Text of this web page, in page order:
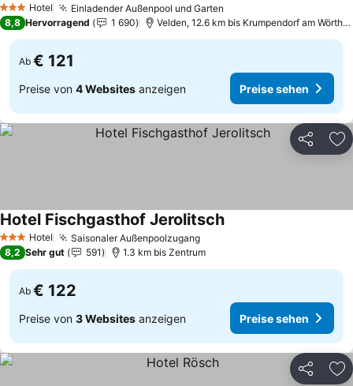
3 SterneHotel Einladender Außenpool und Garten
8,8 Hervorragend 1 690 Velden, 12.6 km bis Krumpendorf am Wörtherse
Ab € 121
Preise von 4 Websites anzeigen Preise sehen
Teilen
3 SterneHotel Saisonaler Außenpoolzugang
Hotel Fischgasthof Jerolitsch
8,2 Sehr gut 591 1.3 km bis Zentrum
Ab € 122
Preise von 3 Websites anzeigen Preise sehen
Teilen